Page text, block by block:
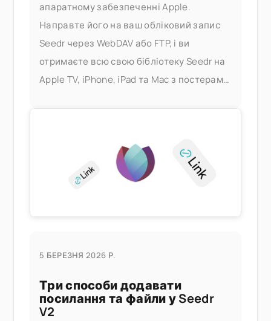
апаратному забезпеченні Apple.
Направте його на ваш обліковий запис
Seedr через WebDAV або FTP, і ви
отримаєте всю свою бібліотеку Seedr на
Apple TV, iPhone, iPad та Mac з постерами,
5 БЕРЕЗНЯ 2026 Р.
Три способи додавати
посилання та файли у Seedr
V2